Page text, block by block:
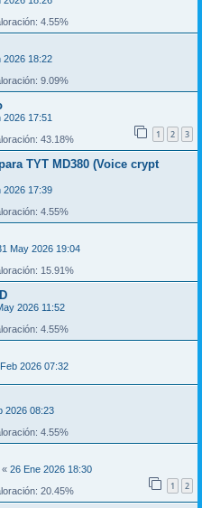
4.55%
2026 18:22
9.09%
2026 17:51
1 2 3
43.18%
TYT MD380 (Voice crypt
2026 17:39
4.55%
May 2026 19:04
15.91%
2026 11:52
4.55%
2026 07:32
2026 08:23
4.55%
« 26 Ene 2026 18:30
1 2
20.45%